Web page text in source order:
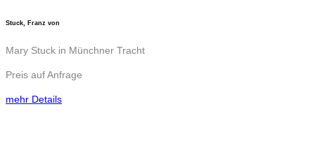
Stuck, Franz von
Mary Stuck in Münchner Tracht
Preis auf Anfrage
mehr Details